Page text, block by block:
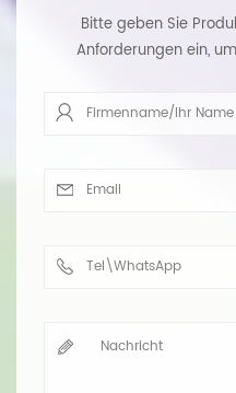
Bitte geben Sie
Anforderungen ein,